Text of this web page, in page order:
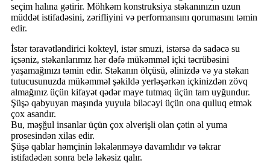
seçim halına gətirir. Möhkəm konstruksiya stəkanınızın uzun
müddət istifadəsini, zərifliyini və performansını qorumasını təmin
edir.
İstər təravətləndirici kokteyl, istər smuzi, istərsə də sadəcə su
içsəniz, stəkanlarımız hər dəfə mükəmməl içki təcrübəsini
yaşamağınızı təmin edir. Stəkanın ölçüsü, əlinizdə və ya stəkan
tutucusunuzda mükəmməl şəkildə yerləşərkən içkinizdən zövq
almağınız üçün kifayət qədər maye tutmaq üçün tam uyğundur.
Şüşə qabyuyan maşında yuyula biləcəyi üçün ona qulluq etmək
çox asandır.
Bu, məşğul insanlar üçün çox əlverişli olan çətin əl yuma
prosesindən xilas edir.
Şüşə qablar həmçinin ləkələnməyə davamlıdır və təkrar
istifadədən sonra belə ləkəsiz qalır.